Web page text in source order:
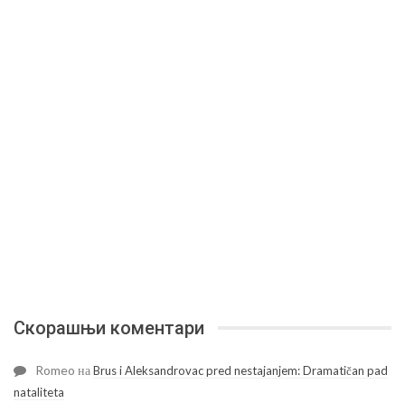
Скорашњи коментари
Romeo наBrus i Aleksandrovac pred nestajanjem: Dramatičan pad
nataliteta